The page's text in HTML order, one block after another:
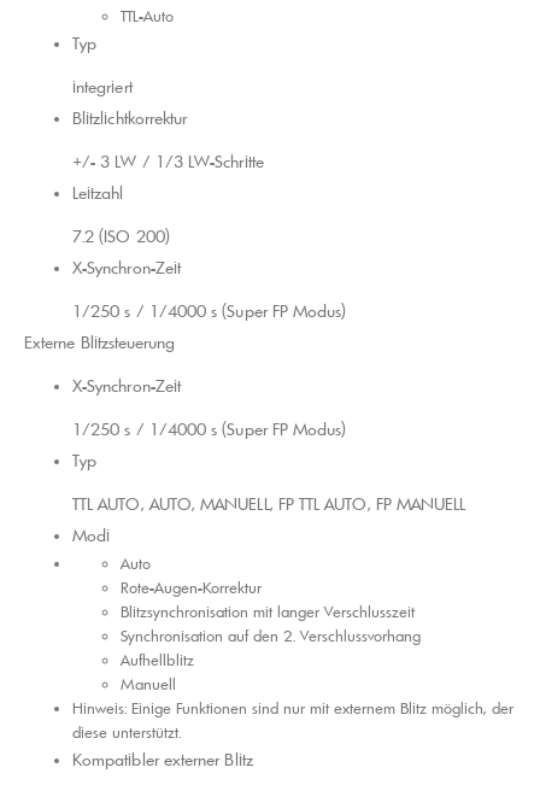
TTL-Auto
Typ
integriert
Blitzlichtkorrektur
+/- 3 LW / 1/3 LW-Schritte
Leitzahl
7.2 (ISO 200)
X-Synchron-Zeit
1/250 s / 1/4000 s (Super FP Modus)
Externe Blitzsteuerung
X-Synchron-Zeit
1/250 s / 1/4000 s (Super FP Modus)
Typ
TTL AUTO, AUTO, MANUELL, FP TTL AUTO, FP MANUELL
Modi
Auto
Rote-Augen-Korrektur
Blitzsynchronisation mit langer Verschlusszeit
Synchronisation auf den 2. Verschlussvorhang
Aufhellblitz
Manuell
Hinweis: Einige Funktionen sind nur mit externem Blitz möglich, der
diese unterstützt.
Kompatibler externer Blitz